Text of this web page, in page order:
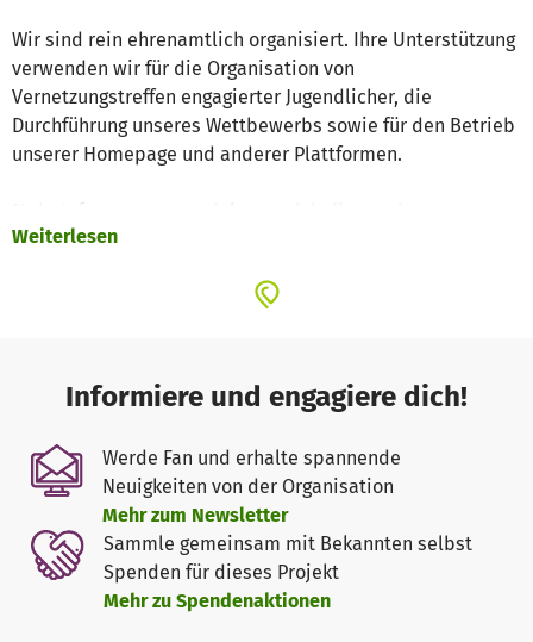
Wir sind rein ehrenamtlich organisiert. Ihre Unterstützung
verwenden wir für die Organisation von
Vernetzungstreffen engagierter Jugendlicher, die
Durchführung unseres Wettbewerbs sowie für den Betrieb
unserer Homepage und anderer Plattformen.
Weiterlesen
Informiere und engagiere dich!
Werde Fan und erhalte spannende
Neuigkeiten von der Organisation
Mehr zum Newsletter
Sammle gemeinsam mit Bekannten selbst
Spenden für dieses Projekt
Mehr zu Spendenaktionen